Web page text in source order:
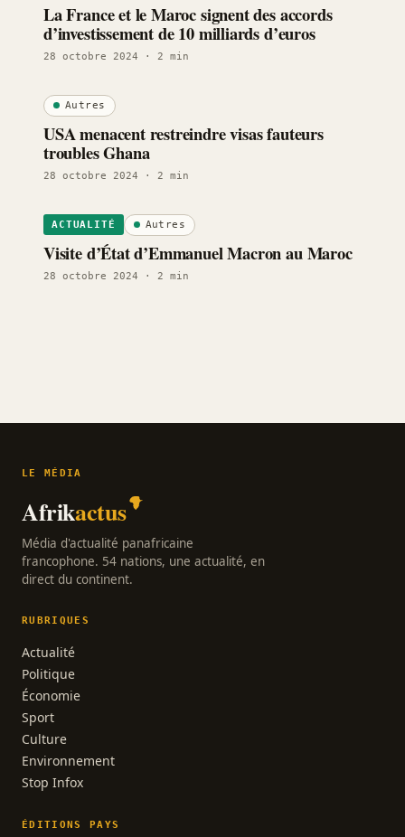
La France et le Maroc signent des accords
d’investissement de 10 milliards d’euros
28 octobre 2024 · 2 min
Autres
USA menacent restreindre visas fauteurs
troubles Ghana
28 octobre 2024 · 2 min
ACTUALITÉ Autres
Visite d’État d’Emmanuel Macron au Maroc
28 octobre 2024 · 2 min
LE MÉDIA
Afrikactus
Média d'actualité panafricaine
francophone. 54 nations, une actualité, en
direct du continent.
RUBRIQUES
Actualité
Politique
Économie
Sport
Culture
Environnement
Stop Infox
ÉDITIONS PAYS